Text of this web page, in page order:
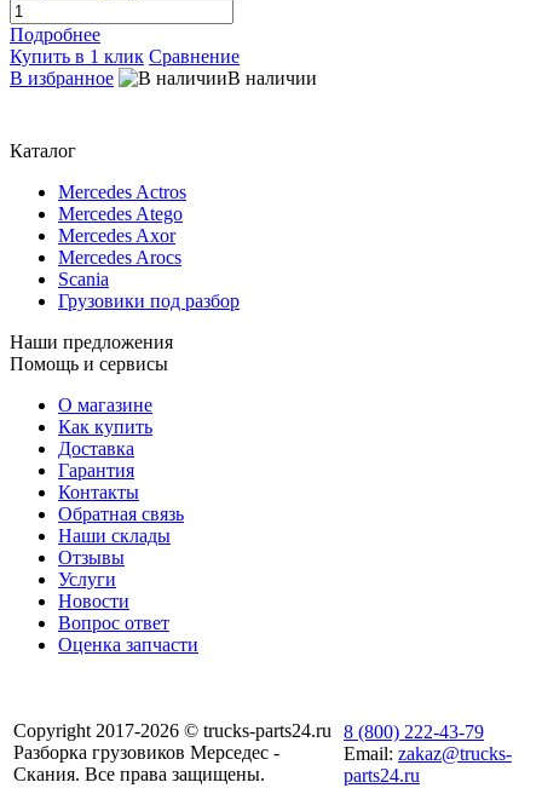
Подробнее
Купить в 1 клик Сравнение
В избранное
В наличии
Каталог
Mercedes Actros
Mercedes Atego
Mercedes Axor
Mercedes Arocs
Scania
Грузовики под разбор
Наши предложения
Помощь и сервисы
О магазине
Как купить
Доставка
Гарантия
Контакты
Обратная связь
Наши склады
Отзывы
Услуги
Новости
Вопрос ответ
Оценка запчасти
Copyright 2017-2026 © trucks-parts24.ru
Разборка грузовиков Мерседес -
Скания. Все права защищены.
8 (800) 222-43-79
Email: zakaz@trucks-
parts24.ru